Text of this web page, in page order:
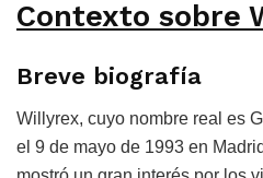
Contexto sobre
Breve biografía
Willyrex, cuyo nombre real es
el 9 de mayo de 1993 en